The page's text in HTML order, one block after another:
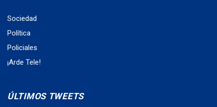
Sociedad
Política
Policiales
¡Arde Tele!
ÚLTIMOS TWEETS